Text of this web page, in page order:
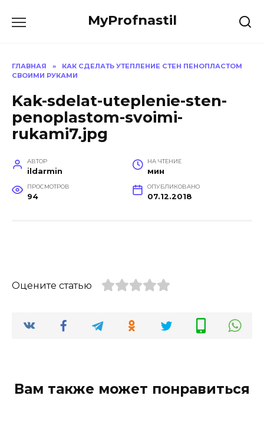
MyProfnastil
ГЛАВНАЯ »
КАК СДЕЛАТЬ УТЕПЛЕНИЕ СТЕН ПЕНОПЛАСТОМ
СВОИМИ РУКАМИ
Kak-sdelat-uteplenie-sten-
penoplastom-svoimi-
rukami7.jpg
АВТОР
ildarmin
НА ЧТЕНИЕ
мин
ПРОСМОТРОВ
94
ОПУБЛИКОВАНО
07.12.2018
Оцените статью
Вам также может понравиться